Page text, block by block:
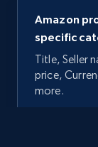
Amazon
specific
Title, Seller
price,
more.